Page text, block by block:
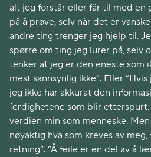
alt jeg forstår eller får til med en
på å prøve, selv når det er
andre ting trenger jeg hjelp til.
spørre om ting jeg lurer på, selv
tenker at jeg er den eneste som
mest sannsynlig ikke”. Eller
jeg ikke har akkurat den
ferdighetene som blir etterspurt.
verdien min som menneske.
nøyaktig hva som kreves av
retning”. ”Å feile er en del av å